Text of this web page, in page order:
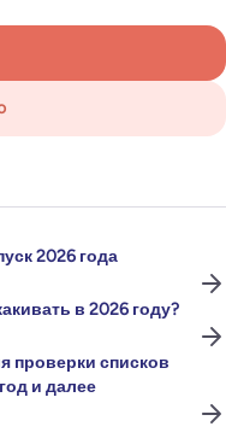
2026 года
в 2026 году?
проверки списков
и далее